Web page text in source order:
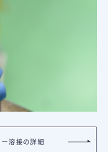
溶接の詳細